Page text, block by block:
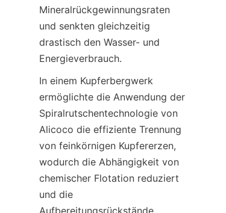
Mineralrückgewinnungsraten
und senkten gleichzeitig
drastisch den Wasser- und
In einem Kupferbergwerk
ermöglichte die Anwendung der
Spiralrutschentechnologie von
Alicoco die effiziente Trennung
von feinkörnigen Kupfererzen,
wodurch die Abhängigkeit von
chemischer Flotation reduziert
und die
Aufbereitungsrückstände